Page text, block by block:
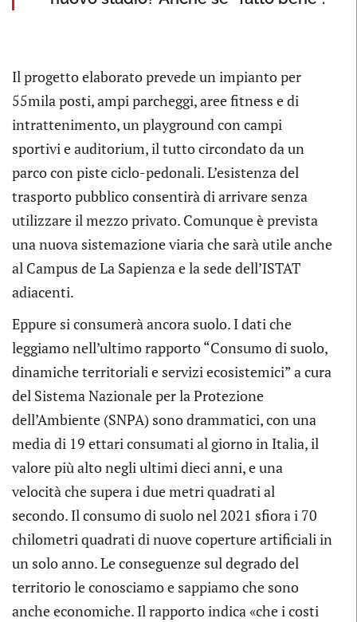
Il progetto elaborato prevede un impianto per
55mila posti, ampi parcheggi, aree fitness e di
intrattenimento, un playground con campi
sportivi e auditorium, il tutto circondato da un
parco con piste ciclo-pedonali. L’esistenza del
trasporto pubblico consentirà di arrivare senza
utilizzare il mezzo privato. Comunque è prevista
una nuova sistemazione viaria che sarà utile anche
al Campus de La Sapienza e la sede dell’ISTAT
adiacenti.
Eppure si consumerà ancora suolo. I dati che
leggiamo nell’ultimo rapporto “Consumo di suolo,
dinamiche territoriali e servizi ecosistemici” a cura
del Sistema Nazionale per la Protezione
dell’Ambiente (SNPA) sono drammatici, con una
media di 19 ettari consumati al giorno in Italia, il
valore più alto negli ultimi dieci anni, e una
velocità che supera i due metri quadrati al
secondo. Il consumo di suolo nel 2021 sfiora i 70
chilometri quadrati di nuove coperture artificiali in
un solo anno. Le conseguenze sul degrado del
territorio le conosciamo e sappiamo che sono
anche economiche. Il rapporto indica «che i costi